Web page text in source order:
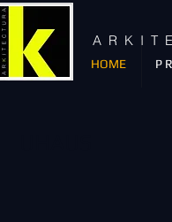
A R K I T
HOME P